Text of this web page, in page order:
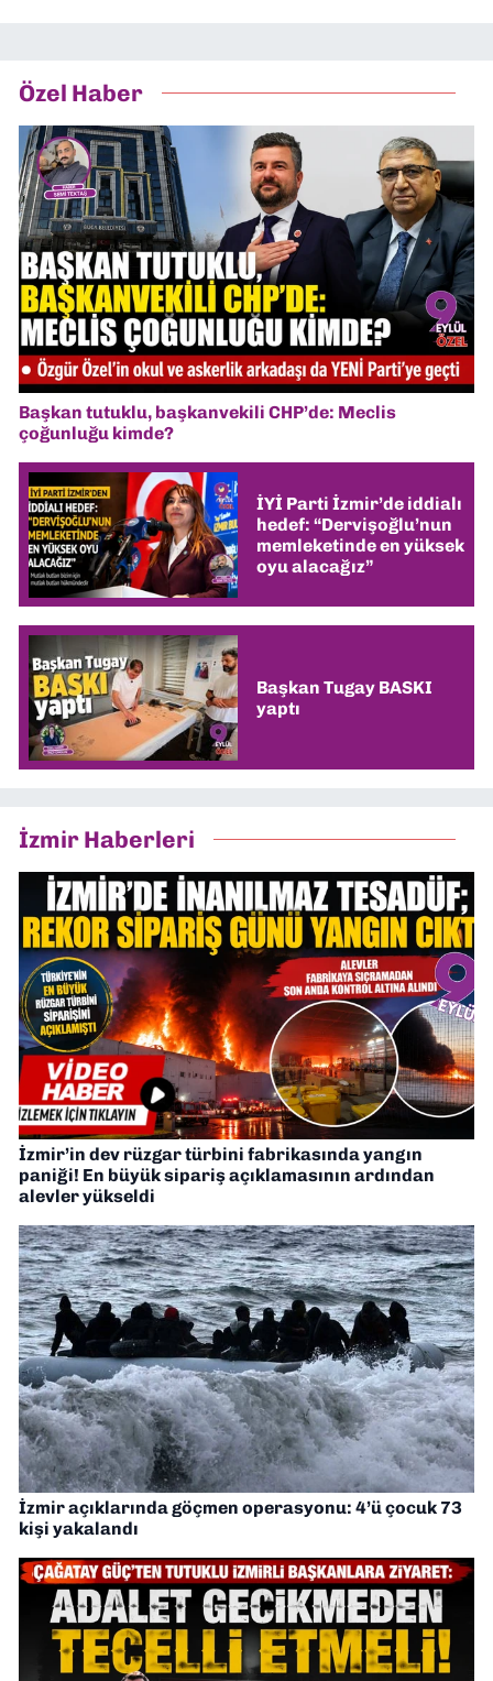
Özel Haber
Başkan tutuklu, başkanvekili CHP’de: Meclis
çoğunluğu kimde?
İYİ Parti İzmir’de iddialı
hedef: “Dervişoğlu’nun
memleketinde en yüksek
oyu alacağız”
Başkan Tugay BASKI
yaptı
İzmir Haberleri
İzmir’in dev rüzgar türbini fabrikasında yangın
paniği! En büyük sipariş açıklamasının ardından
alevler yükseldi
İzmir açıklarında göçmen operasyonu: 4’ü çocuk 73
kişi yakalandı